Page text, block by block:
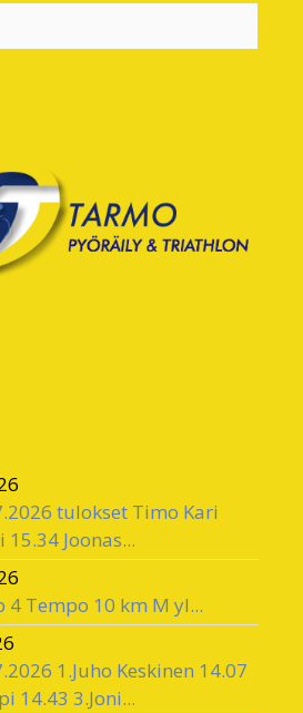
tulokset Timo Kari
15.34 Joonas...
4 Tempo 10 km M yl...
1.Juho Keskinen 14.07
14.43 3.Joni...